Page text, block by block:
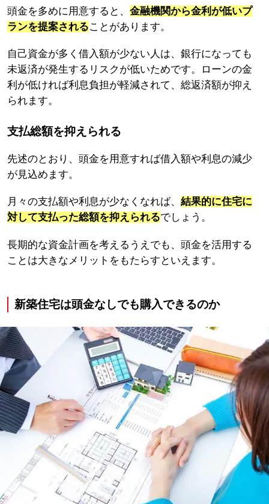
頭金を多めに用意すると、 金融機関から金利が低いプ
ランを提案されることがあります。
自己資金が多く借入額が少ない人は、銀行になっても
未返済が発生するリスクが低いためです。ローンの金
利が低ければ利息負担が軽減されて、総返済額が抑え
られます。
支払総額を抑えられる
先述のとおり、頭金を用意すれば借入額や利息の減少
が見込めます。
月々の支払額や利息が少なくなれば、 結果的に住宅に
対して支払った総額を抑えられるでしょう。
長期的な資金計画を考えるうえでも、頭金を活用する
ことは大きなメリットをもたらすといえます。
新築住宅は頭金なしでも購入できるのか